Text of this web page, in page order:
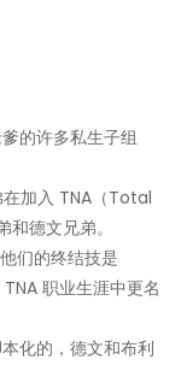
的许多私生子组
加入 TNA（Total
德文兄弟。
们的终结技是
职业生涯中更名
化的，德文和布利